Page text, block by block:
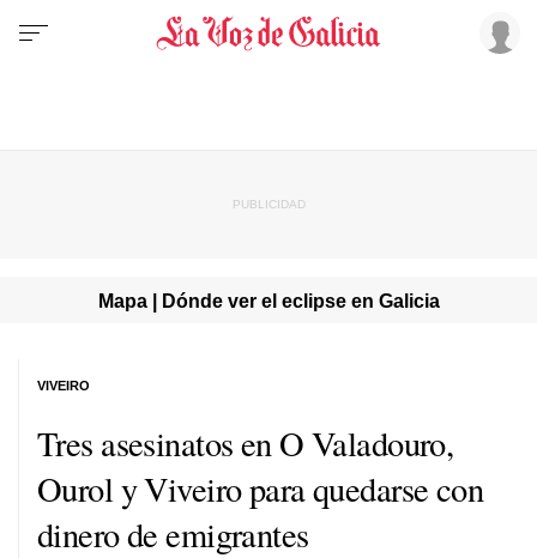
Mapa | Dónde ver el eclipse en Galicia
Tres asesinatos en O Valadouro,
Ourol y Viveiro para quedarse con
dinero de emigrantes
VIVEIRO